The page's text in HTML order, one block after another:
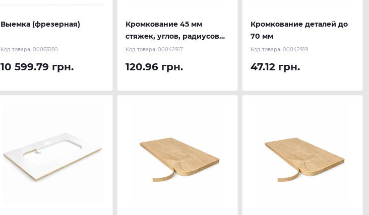
Выемка (фрезерная)
Код товара: 00063180
10 599.79 грн.
Кромкование 45 мм
стяжек, углов, радиусов
(глянца глубокой
Код товара: 00042917
120.96 грн.
Кромкование деталей до
70 мм
Код товара: 00042919
47.12 грн.